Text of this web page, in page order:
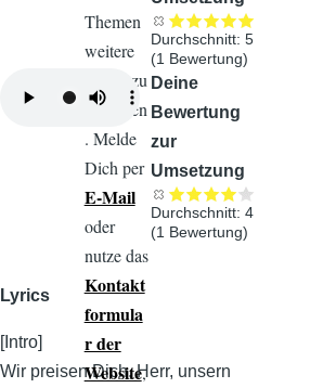
Durchschnitt: 5
(1 Bewertung)
Deine
Bewertung
zur
Umsetzung
Durchschnitt: 4
(1 Bewertung)
Lyrics
[Intro]
Wir preisen Dich, Herr, unsern
Themen
weitere
Songs zu
verfassen
. Melde
Dich per
E-Mail
oder
nutze das
Kontakt
formula
r der
Website,